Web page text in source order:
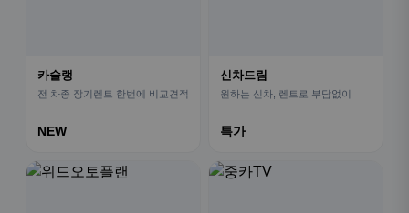
카슐랭
전 차종 장기렌트 한번에 비교견적
NEW
신차드림
원하는 신차, 렌트로 부담없이
특가